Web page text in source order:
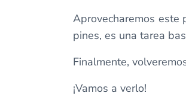
Aprovecharemos este
pines, es una tarea
Finalmente,
¡Vamos a verlo!